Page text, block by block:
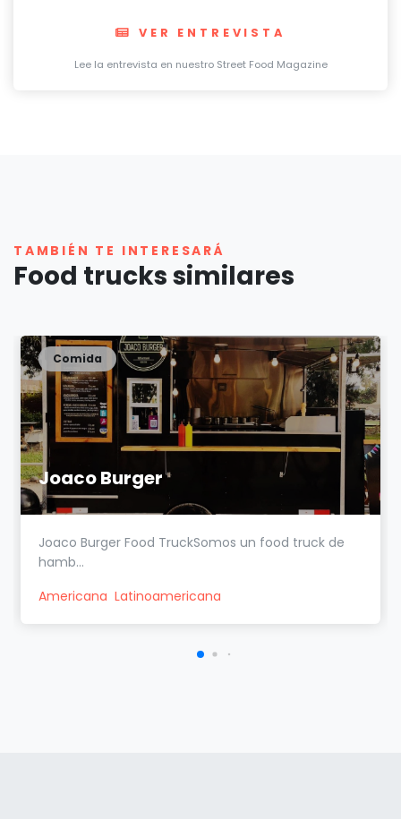
VER ENTREVISTA
Lee la entrevista en nuestro Street Food Magazine
TAMBIÉN TE INTERESARÁ
Food trucks similares
Joaco Burger
Comida
Joaco Burger Food TruckSomos un food truck de
hamb...
Americana Latinoamericana